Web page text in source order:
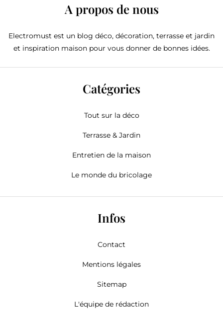
A propos de nous
Electromust est un blog déco, décoration, terrasse et jardin
et inspiration maison pour vous donner de bonnes idées.
Catégories
Tout sur la déco
Terrasse & Jardin
Entretien de la maison
Le monde du bricolage
Infos
Contact
Mentions légales
Sitemap
L'équipe de rédaction